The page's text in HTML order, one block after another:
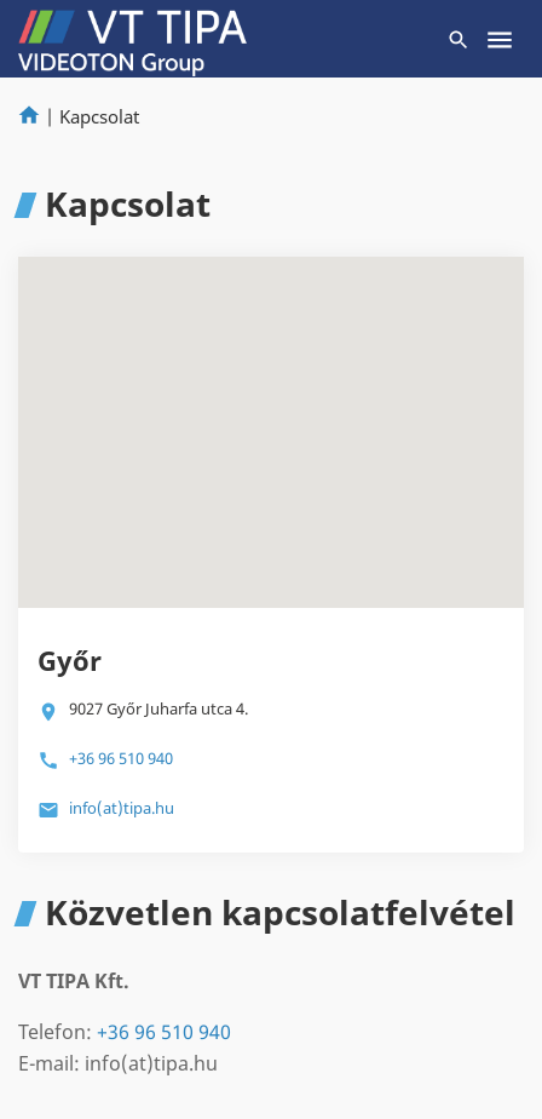
| Kapcsolat
Kapcsolat
Győr
9027 Győr Juharfa utca 4.
+36 96 510 940
info(at)tipa.hu
Közvetlen kapcsolatfelvétel
VT TIPA Kft.
Telefon: +36 96 510 940
E-mail: info(at)tipa.hu